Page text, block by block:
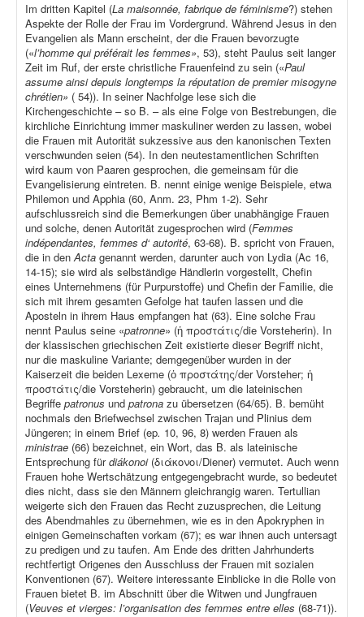
Im dritten Kapitel (La maisonnée, fabrique de féminisme?) stehen
Aspekte der Rolle der Frau im Vordergrund. Während Jesus in den
Evangelien als Mann erscheint, der die Frauen bevorzugte
(«l’homme qui préférait les femmes», 53), steht Paulus seit langer
Zeit im Ruf, der erste christliche Frauenfeind zu sein («Paul
assume ainsi depuis longtemps la réputation de premier misogyne
chrétien» ( 54)). In seiner Nachfolge lese sich die
Kirchengeschichte – so B. – als eine Folge von Bestrebungen, die
kirchliche Einrichtung immer maskuliner werden zu lassen, wobei
die Frauen mit Autorität sukzessive aus den kanonischen Texten
verschwunden seien (54). In den neutestamentlichen Schriften
wird kaum von Paaren gesprochen, die gemeinsam für die
Evangelisierung eintreten. B. nennt einige wenige Beispiele, etwa
Philemon und Apphia (60, Anm. 23, Phm 1-2). Sehr
aufschlussreich sind die Bemerkungen über unabhängige Frauen
und solche, denen Autorität zugesprochen wird (Femmes
indépendantes, femmes d‘ autorité, 63-68). B. spricht von Frauen,
die in denActa genannt werden, darunter auch von Lydia (Ac 16,
14-15); sie wird als selbständige Händlerin vorgestellt, Chefin
eines Unternehmens (für Purpurstoffe) und Chefin der Familie, die
sich mit ihrem gesamten Gefolge hat taufen lassen und die
Aposteln in ihrem Haus empfangen hat (63). Eine solche Frau
nennt Paulus seine «patronne» (ἡ προστάτις/die Vorsteherin). In
der klassischen griechischen Zeit existierte dieser Begriff nicht,
nur die maskuline Variante; demgegenüber wurden in der
Kaiserzeit die beiden Lexeme (ὁ προστάτης/der Vorsteher; ἡ
προστάτις/die Vorsteherin) gebraucht, um die lateinischen
Begriffe patronus und patrona zu übersetzen (64/65). B. bemüht
nochmals den Briefwechsel zwischen Trajan und Plinius dem
Jüngeren; in einem Brief (ep. 10, 96, 8) werden Frauen als
ministrae (66) bezeichnet, ein Wort, das B. als lateinische
Entsprechung fürdiákonoi (διάκονοι/Diener) vermutet. Auch wenn
Frauen hohe Wertschätzung entgegengebracht wurde, so bedeutet
dies nicht, dass sie den Männern gleichrangig waren. Tertullian
weigerte sich den Frauen das Recht zuzusprechen, die Leitung
des Abendmahles zu übernehmen, wie es in den Apokryphen in
einigen Gemeinschaften vorkam (67); es war ihnen auch untersagt
zu predigen und zu taufen. Am Ende des dritten Jahrhunderts
rechtfertigt Origenes den Ausschluss der Frauen mit sozialen
Konventionen (67). Weitere interessante Einblicke in die Rolle von
Frauen bietet B. im Abschnitt über die Witwen und Jungfrauen
(Veuves et vierges: l’organisation des femmes entre elles (68-71)).